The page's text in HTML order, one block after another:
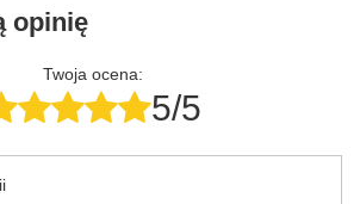
opinię
Twoja ocena:
5/5